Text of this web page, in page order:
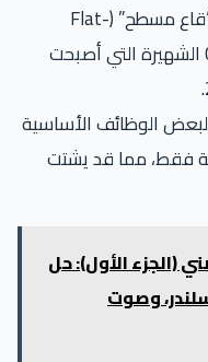
عجلة قيادة جديدة بـ “قاع مسطح” (Flat-
bottom) ومقاعد Carbon Bucket الشهيرة التي أصبحت
الوظائف الأساسية
فقط، مما قد يشتت
(الجزء الأول): حل
وصوت